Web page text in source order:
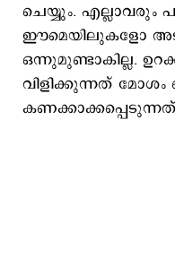
ചെയ്യും. എല്ലാവരും
ഈമെയിലുകളോ
ഒന്നുമുണ്ടാകില്ല.
വിളിക്കുന്നത് മോശം